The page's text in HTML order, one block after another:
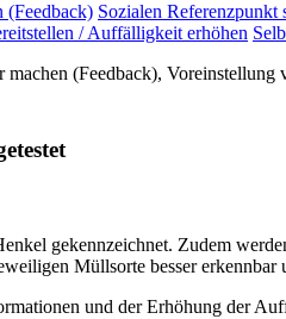
(Feedback) Sozialen Referenzpunkt
/ Auffälligkeit erhöhen
(Feedback),
gekennzeichnet. Zudem
Müllsorte besser erkennbar
und der Erhöhung der